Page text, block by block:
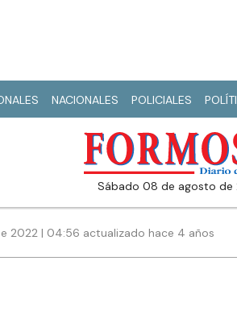
NACIONALES POLICIALES
sábado 08 de agosto de
2022 | 04:56 actualizado hace 4 años